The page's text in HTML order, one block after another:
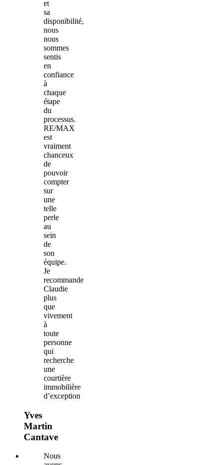
et
sa
disponibilité,
nous
nous
sommes
sentis
en
confiance
à
chaque
étape
du
processus.
RE/MAX
est
vraiment
chanceux
de
pouvoir
compter
sur
une
telle
perle
au
sein
de
son
équipe.
Je
recommande
Claudie
plus
que
vivement
à
toute
personne
qui
recherche
une
courtière
immobilière
d’exception
Yves
Martin
Cantave
Nous